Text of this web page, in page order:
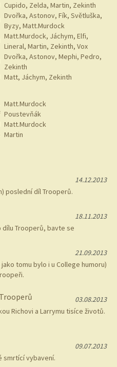
Cupido, Zelda, Martin, Zekinth
Dvořka, Astonov, Fík, Světluška,
Byzy, Matt.Murdock
Matt.Murdock, Jáchym, Elfi,
Lineral, Martin, Zekinth, Vox
Dvořka, Astonov, Mephi, Pedro,
Zekinth
Matt, Jáchym, Zekinth
Matt.Murdock
Poustevňák
Matt.Murdock
Martin
14.12.2013
poslední díl Trooperů.
18.11.2013
dílu Trooperů, bavte se
21.09.2013
tomu bylo i u College humoru)
03.08.2013
Richovi a Larrymu tisíce životů.
09.07.2013
smrtící vybavení.